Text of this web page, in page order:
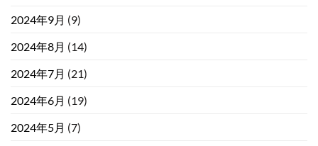
2024年9月 (9)
2024年8月 (14)
2024年7月 (21)
2024年6月 (19)
2024年5月 (7)